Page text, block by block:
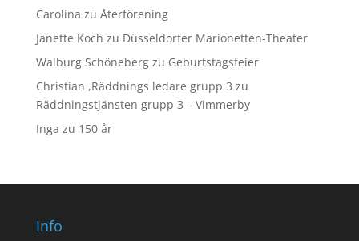
Carolina zu Återförening
Janette Koch zu Düsseldorfer Marionetten-Theater
Walburg Schönebergzu Geburtstagsfeier
Christian ,Räddnings ledare grupp 3 zu
Räddningstjänsten grupp 3 – Vimmerby
Inga zu 150 år
Info